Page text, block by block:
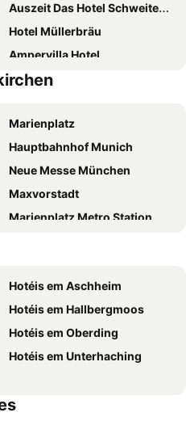
Auszeit Das Hotel Schweitenkirchen
Hotel Müllerbräu
Ampervilla Hotel
Marienplatz
Hauptbahnhof Munich
Neue Messe München
Maxvorstadt
Marienplatz Metro Station
Trudering-Riem
BMW Welt
Olympiahalle München
Old town of Freising
Maisberger
Hotéis em Aschheim
Hotéis em Hallbergmoos
Hotéis em Oberding
Hotéis em Unterhaching